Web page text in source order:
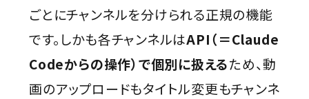
ごとにチャンネルを分けられる正規の機能
です。しかも各チャンネルはAPI（＝Claude
Codeからの操作）で個別に扱えるため、動
画のアップロードもタイトル変更もチャンネ